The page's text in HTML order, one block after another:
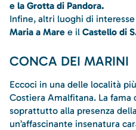
e la Grotta di Pandora.
Infine, altri luoghi di interesse
Maria a Mare e il Castello di
CONCA DEI MARINI
Eccoci in una delle località
Costiera Amalfitana. La fama
soprattutto alla presenza della
un’affascinante insenatura